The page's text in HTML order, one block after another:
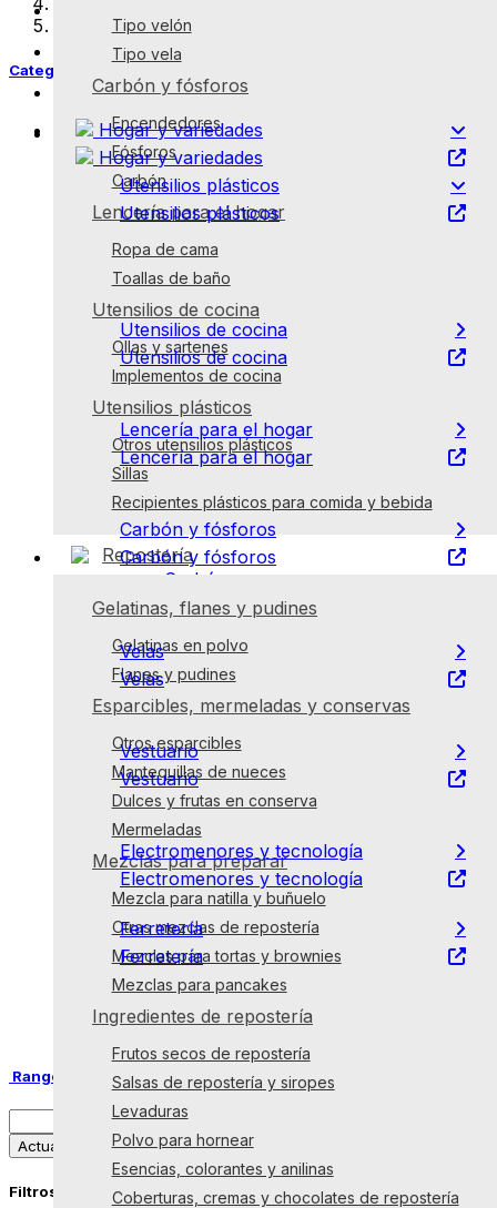
Despensa
Desayuno
Lácteos, huevos y refrigerados
Tipo velón
Tipo vela
Carbón y fósforos
Encendedores
Fósforos
Carbón
Lencería para el hogar
Ropa de cama
Toallas de baño
Utensilios de cocina
Ollas y sartenes
Implementos de cocina
Utensilios plásticos
Otros utensilios plásticos
Sillas
Recipientes plásticos para comida y bebida
Repostería
Gelatinas, flanes y pudines
Gelatinas en polvo
Flanes y pudines
Esparcibles, mermeladas y conservas
Otros esparcibles
Mantequillas de nueces
Dulces y frutas en conserva
Mermeladas
Mezclas para preparar
Mezcla para natilla y buñuelo
Otras mezclas de repostería
Mezclas para tortas y brownies
Mezclas para pancakes
Ingredientes de repostería
Frutos secos de repostería
Salsas de repostería y siropes
Levaduras
Polvo para hornear
Esencias, colorantes y anilinas
Coberturas, cremas y chocolates de repostería
Categorías
Hogar y variedades
Hogar y variedades
Utensilios plásticos
Utensilios plásticos
bebida
Sillas
Otros utensilios plásticos
Utensilios de cocina
Utensilios de cocina
Implementos de cocina
Ollas y sartenes
Lencería para el hogar
Lencería para el hogar
Ropa de cama
Carbón y fósforos
Carbón y fósforos
Carbón
Fósforos
Encendedores
Velas
Velas
Tipo vela
Tipo velón
Vestuario
Vestuario
Sandalias
Accesorios de vestuario
Electromenores y tecnología
Electromenores y tecnología
Electromenores
Ferretería
Ferretería
Pilas
Linternas
Bombillos
Rango de Precio
Actualizar
Filtros